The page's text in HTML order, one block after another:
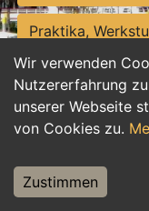
Wir verwenden
Nutzererfahrung
unserer Webseite
von Cookies zu.
Zustimmen
Praktika,
Personalwesen
Hilfskräfte,
Weiterbildung,